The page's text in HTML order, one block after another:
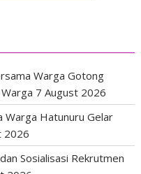
Warga Gotong
7 August 2026
Hatunuru Gelar
2026
Sosialisasi Rekrutmen